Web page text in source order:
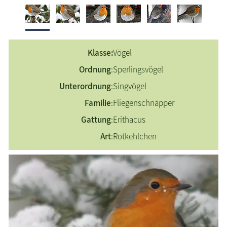
Eichelhäher
Erlenzeisig
Feldsperling
Haubenmeise
Heckenbraunelle
Kohlmeise
Mittelspecht
Rauchschwalbe
Rotkehlchen
Stieglitz
Klasse:Vögel
Ordnung:Sperlingsvögel
Unterordnung:Singvögel
Familie:Fliegenschnäpper
Gattung:Erithacus
Art:Rotkehlchen